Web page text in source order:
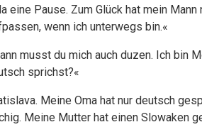
eine Pause. Zum Glück hat mein
wenn ich unterwegs bin.«
musst du mich auch duzen. Ich bin
sprichst?«
Meine Oma hat nur deutsch
Meine Mutter hat einen Slowaken